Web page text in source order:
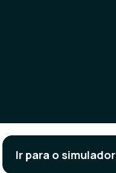
Ir para o simulador